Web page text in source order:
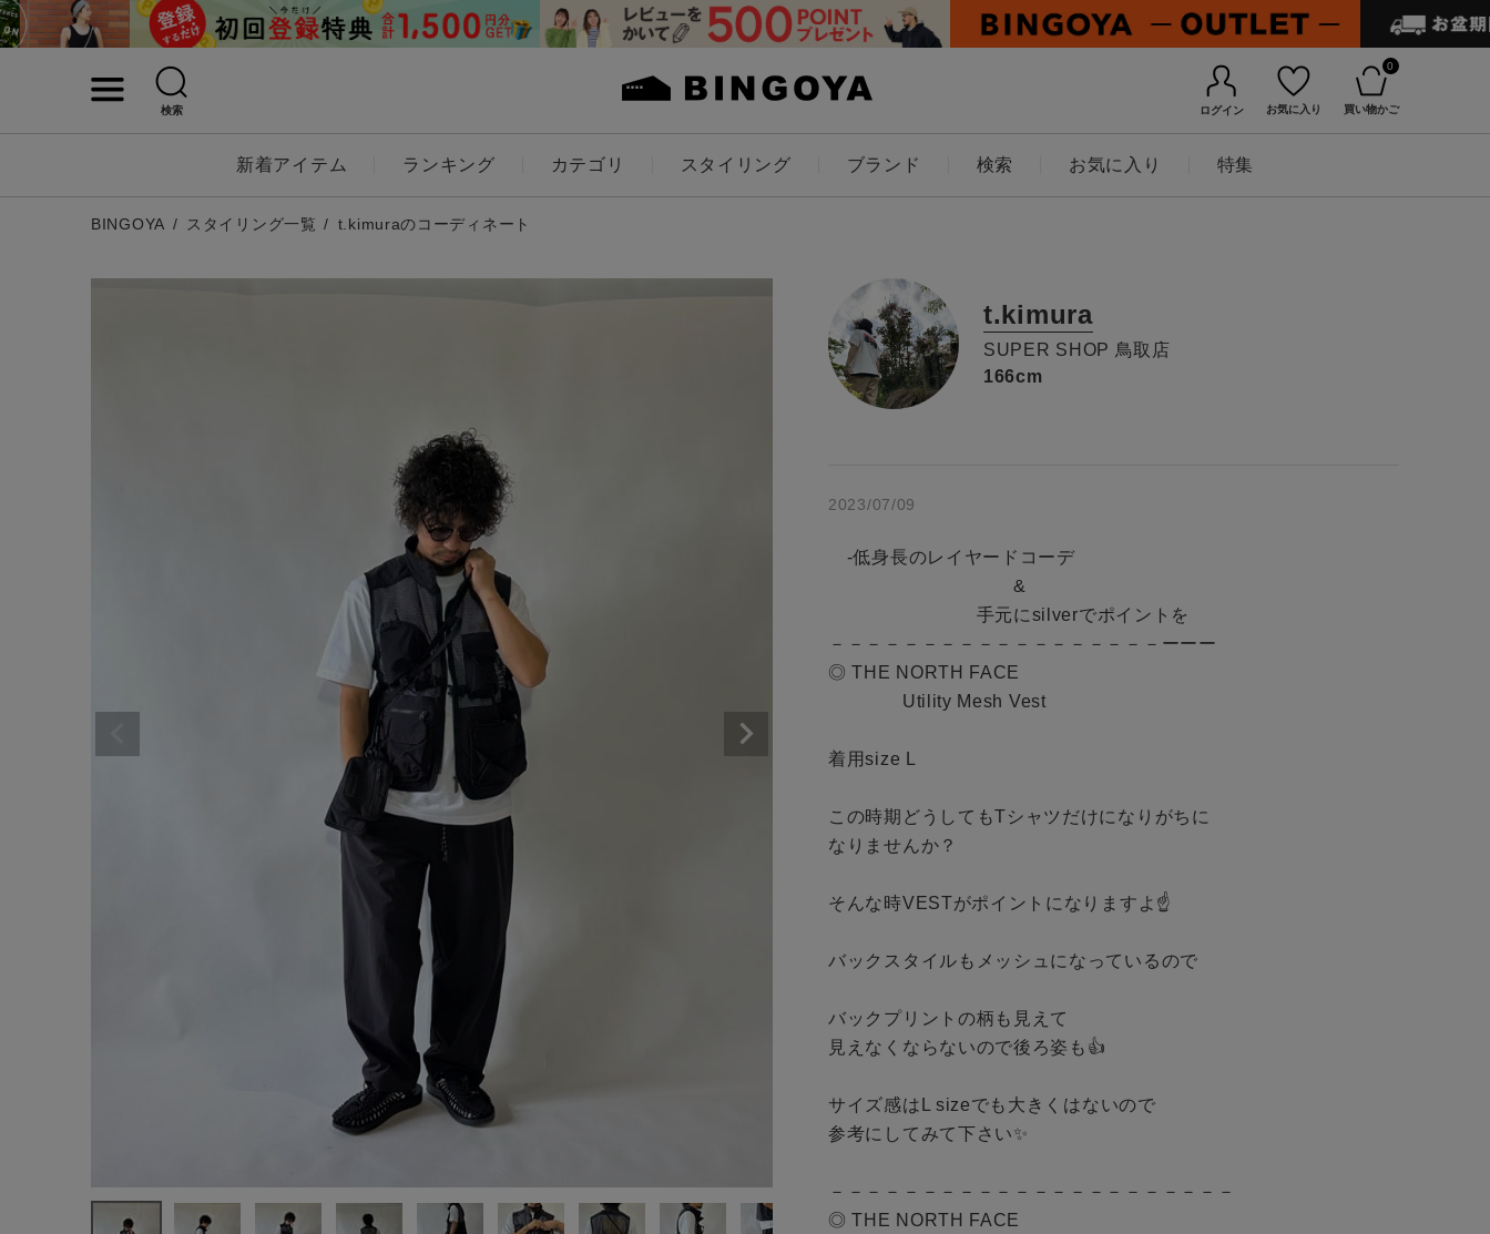
検索 ログイン お気に入り
0
買い物かご
新着アイテム ランキング カテゴリ スタイリング ブランド 検索 お気に入り 特集
ログイン / マイページ
お気に入りアイテム
新規会員登録
カテゴリから探す
スタイリングから探す
WEB限定アイテムを探す
BINGOYAについて
お知らせ・ご利用ガイド
無料公式アプリダウンロード
キーワード
ブランド
セール価格 WEB限定
BINGOYA スタイリング一覧 t.kimuraのコーディネート
t.kimura
SUPER SHOP 鳥取店
166cm
2023/07/09
-低身長のレイヤードコーデ
&
手元にsilverでポイントを
－－－－－－－－－－－－－－－－－－ーーー
◎ THE NORTH FACE
Utility Mesh Vest
着用size L
この時期どうしてもTシャツだけになりがちに
なりませんか？
そんな時VESTがポイントになりますよ☝️
バックスタイルもメッシュになっているので
バックプリントの柄も見えて
見えなくならないので後ろ姿も👍
サイズ感はL sizeでも大きくはないので
参考にしてみて下さい✨
－－－－－－－－－－－－－－－－－－－－－－
◎ THE NORTH FACE